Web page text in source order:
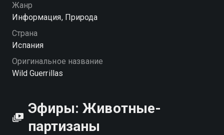
Жанр
Информация, Природа
Страна
Испания
Оригинальное название
Wild Guerrillas
Эфиры: Животные-
партизаны